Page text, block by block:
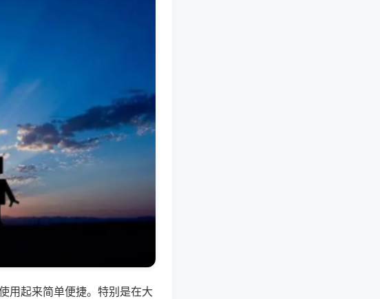
用起来简单便捷。特别是在大